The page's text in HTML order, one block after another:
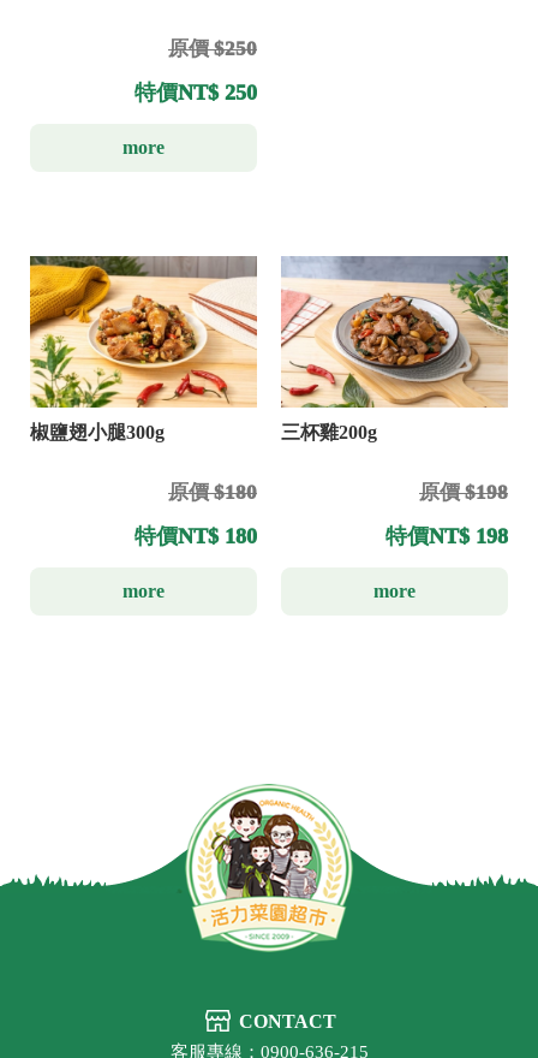
原價 $250
特價NT$ 250
more
椒鹽翅小腿300g
原價 $180
特價NT$ 180
more
三杯雞200g
原價 $198
特價NT$ 198
more
CONTACT
客服專線：0900-636-215